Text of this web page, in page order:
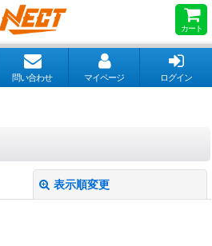
カート
問い合わせ マイページ ログイン
表示順変更